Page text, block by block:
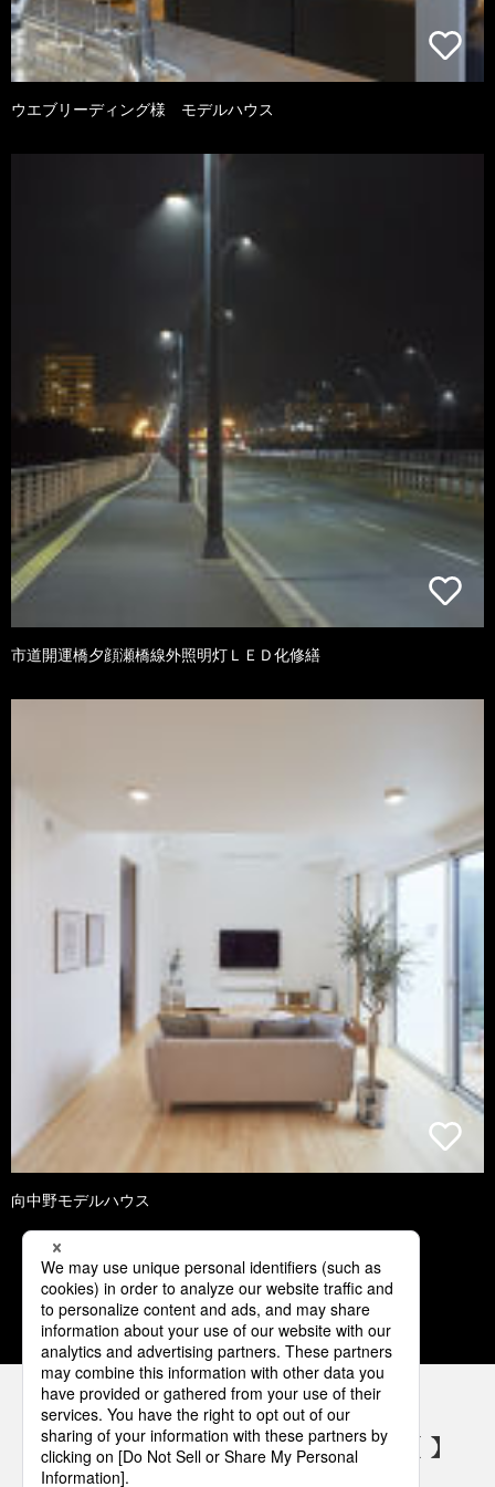
ウエブリーディング様 モデルハウス
市道開運橋夕顔瀬橋線外照明灯ＬＥＤ化修繕
向中野モデルハウス
1 2 3 4 5
パナソニックの電気設備 SNSアカウント